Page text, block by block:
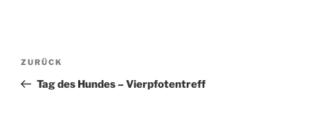
Beitragsnavigation
Vorheriger
Beitrag
ZURÜCK
Tag des Hundes – Vierpfotentreff